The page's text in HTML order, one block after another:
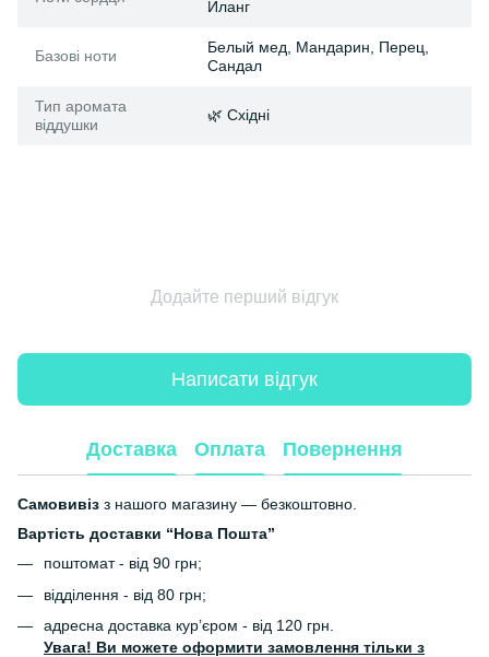
Иланг
Базові ноти
Белый мед, Мандарин, Перец,
Сандал
Тип аромата
віддушки
🌿 Східні
Додайте перший відгук
Написати відгук
Доставка Оплата Повернення
Самовивіз з нашого магазину — безкоштовно.
Вартість доставки “Нова Пошта”
поштомат - від 90 грн;
відділення - від 80 грн;
адресна доставка кур’єром - від 120 грн.
Увага! Ви можете оформити замовлення тільки з